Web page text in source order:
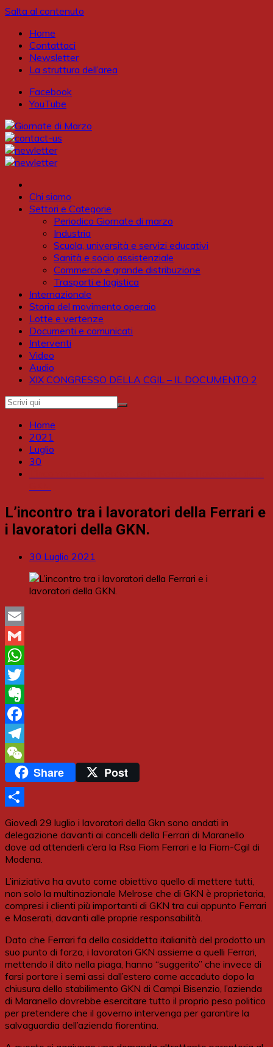
Salta al contenuto
Home
Contattaci
Newsletter
La struttura dell’area
Facebook
YouTube
Chi siamo
Settori e Categorie
Periodico Giornate di marzo
Industria
Scuola, università e servizi educativi
Sanità e socio assistenziale
Commercio e grande distribuzione
Trasporti e logistica
Internazionale
Storia del movimento operaio
Lotte e vertenze
Documenti e comunicati
Interventi
Video
Audio
XIX CONGRESSO DELLA CGIL – IL DOCUMENTO 2
Home
2021
Luglio
30
L’incontro tra i lavoratori della Ferrari e
i lavoratori della GKN.
30 Luglio 2021
Email
Gmail
WhatsApp
Twitter
Evernote
Facebook
Telegram
WeChatShare Post
Share
Giovedì 29 luglio i lavoratori della Gkn sono andati in
delegazione davanti ai cancelli della Ferrari di Maranello
dove ad attenderli c’era la Rsa Fiom Ferrari e la Fiom-Cgil di
Modena.
L’iniziativa ha avuto come obiettivo quello di mettere tutti,
non solo la multinazionale Melrose che di GKN è proprietaria,
compresi i clienti più importanti di GKN tra cui appunto Ferrari
e Maserati, davanti alle proprie responsabilità.
Dato che Ferrari fa della cosiddetta italianità del prodotto un
suo punto di forza, i lavoratori GKN assieme a quelli Ferrari,
mettendo il dito nella piaga, hanno “suggerito” che invece di
farsi portare i semi assi dall’estero come accaduto dopo la
chiusura dello stabilimento GKN di Campi Bisenzio, l’azienda
di Maranello dovrebbe esercitare tutto il proprio peso politico
per pretendere che il governo intervenga per garantire la
salvaguardia dell’azienda fiorentina.